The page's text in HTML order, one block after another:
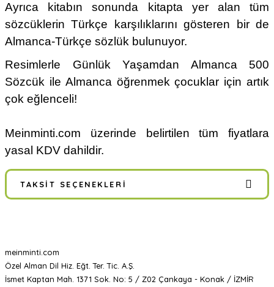
Ayrıca kitabın sonunda kitapta yer alan tüm
sözcüklerin Türkçe karşılıklarını gösteren bir de
Almanca-Türkçe sözlük bulunuyor.
Resimlerle Günlük Yaşamdan Almanca 500
Sözcük ile Almanca öğrenmek çocuklar için artık
çok eğlenceli!
Meinminti.com üzerinde belirtilen tüm fiyatlara
yasal KDV dahildir.
TAKSIT SEÇENEKLERI
meinminti.com
Özel Alman Dil Hiz. Eğt. Ter. Tic. A.Ş.
İsmet Kaptan Mah. 1371 Sok. No: 5 / Z02 Çankaya - Konak / İZMİR